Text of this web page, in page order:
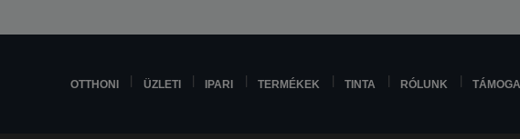
OTTHONI ÜZLETI IPARI TERMÉKEK TINTA RÓLUNK